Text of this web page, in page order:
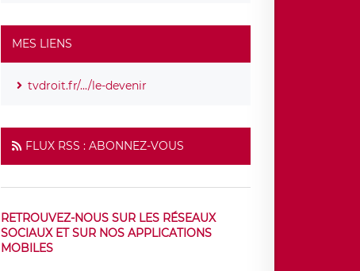
MES LIENS
tvdroit.fr/.../le-devenir
FLUX RSS : ABONNEZ-VOUS
RETROUVEZ-NOUS SUR LES RÉSEAUX
SOCIAUX ET SUR NOS APPLICATIONS
MOBILES